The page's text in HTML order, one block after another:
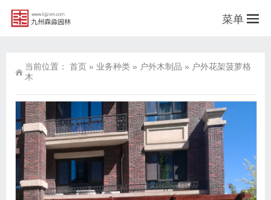
菜单
当前位置： 首页 » 业务种类 » 户外木制品 » 户外花架菠萝格
木